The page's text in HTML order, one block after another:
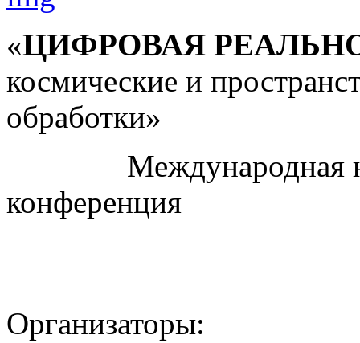
«ЦИФРОВАЯ
космические и
обработки»
Международная
конференция
Организаторы: